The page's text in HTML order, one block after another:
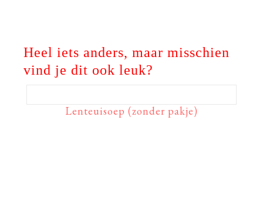
Heel iets anders, maar misschien
vind je dit ook leuk?
Lenteuisoep (zonder pakje)